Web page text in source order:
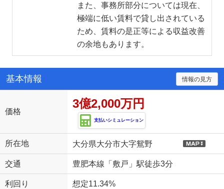
また、事務所部分については現在、
極端に低い賃料で貸し出されている
ため、賃料の是正等による収益改善
の余地もあります。
基本情報 情報の見方
価格
3億2,000万円
支払いシミュレーション
所在地 大分県大分市大字鴛野
交通 豊肥本線「敷戸」駅徒歩3分
利回り 想定11.34%